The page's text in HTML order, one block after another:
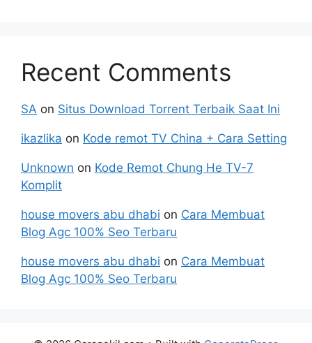
Recent Comments
SA on Situs Download Torrent Terbaik Saat Ini
ikazlika on Kode remot TV China + Cara Setting
Unknown on Kode Remot Chung He TV-7
Komplit
house movers abu dhabi on Cara Membuat
Blog Agc 100% Seo Terbaru
house movers abu dhabi on Cara Membuat
Blog Agc 100% Seo Terbaru